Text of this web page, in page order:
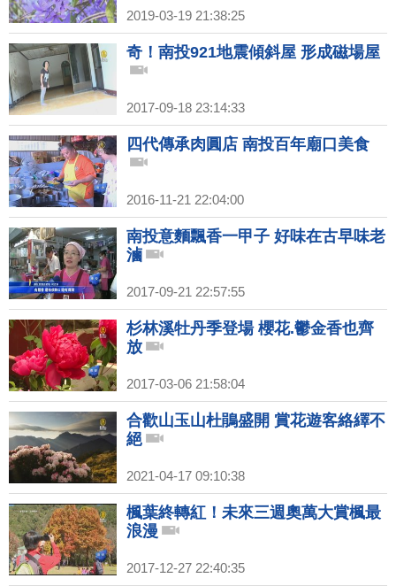
2019-03-19 21:38:25
奇！南投921地震傾斜屋 形成磁場屋
2017-09-18 23:14:33
四代傳承肉圓店 南投百年廟口美食
2016-11-21 22:04:00
南投意麵飄香一甲子 好味在古早味老
滷
2017-09-21 22:57:55
杉林溪牡丹季登場 櫻花.鬱金香也齊
放
2017-03-06 21:58:04
合歡山玉山杜鵑盛開 賞花遊客絡繹不
絕
2021-04-17 09:10:38
楓葉終轉紅！未來三週奧萬大賞楓最
浪漫
2017-12-27 22:40:35